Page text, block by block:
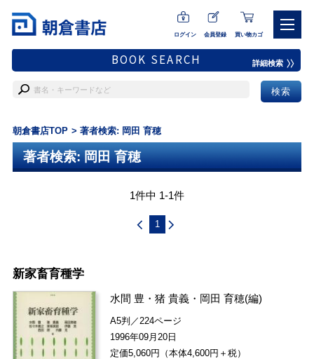
ログイン 会員登録 買い物カゴ
BOOK SEARCH 詳細検索
朝倉書店TOP 著者検索: 岡田 育穂
著者検索: 岡田 育穂
1件中 1-1件
1
新家畜育種学
水間 豊 ・猪 貴義 ・ 岡田 育穂(編)
A5判／224ページ
1996年09月20日
定価5,060円（本体4,600円＋税）